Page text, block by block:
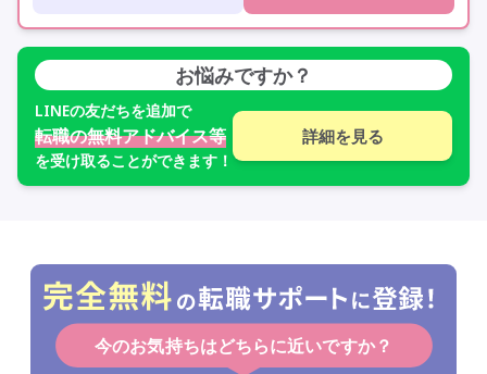
研修制度あり
お悩みですか？
LINEの友だちを追加で
転職の無料アドバイス等
を受け取ることができます！
詳細を見る
今のお気持ちはどちらに近いですか？